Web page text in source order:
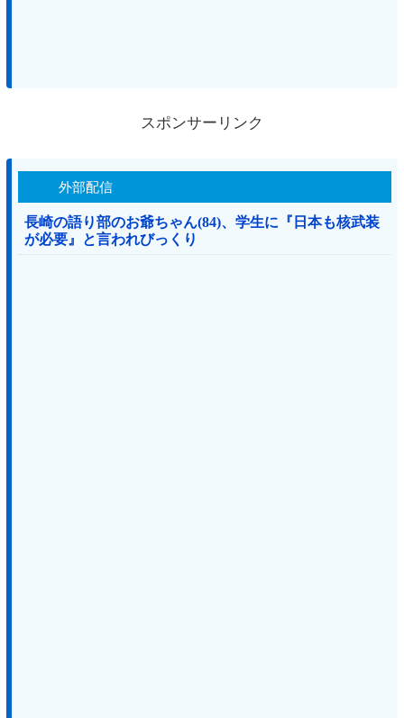
スポンサーリンク
外部配信
長崎の語り部のお爺ちゃん(84)、学生に『日本も核武装
が必要』と言われびっくり